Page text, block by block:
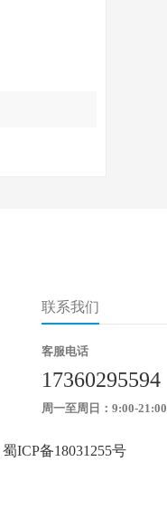
联系我们
客服电话
17360295594
周一至周日：9:00-21:00
蜀ICP备18031255号